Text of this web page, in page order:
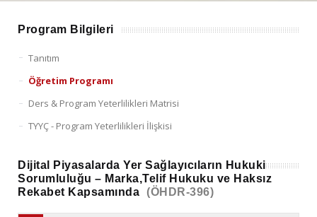
Program Bilgileri
Tanıtım
Öğretim Programı
Ders & Program Yeterlilikleri Matrisi
TYYÇ - Program Yeterlilikleri İlişkisi
Dijital Piyasalarda Yer Sağlayıcıların Hukuki
Sorumluluğu – Marka,Telif Hukuku ve Haksız
Rekabet Kapsamında (ÖHDR-396)